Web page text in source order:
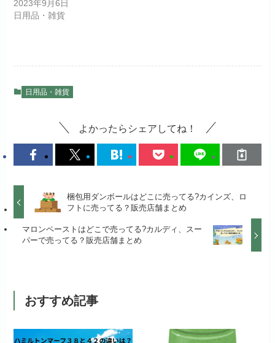
2023年9月6日
日用品・雑貨
日用品・雑貨
よかったらシェアしてね！
梱包用ダンボールはどこに売ってる?カインズ、ロ
フトに売ってる？販売店舗まとめ
マロンペーストはどこで売ってる?カルディ、スー
パーで売ってる？販売店舗まとめ
おすすめ記事